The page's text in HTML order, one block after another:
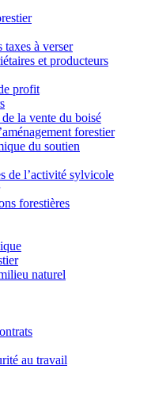
taxes à verser
et producteurs
profit
la vente du boisé
forestier
du soutien
de l’activité sylvicole
forestières
naturel
au travail